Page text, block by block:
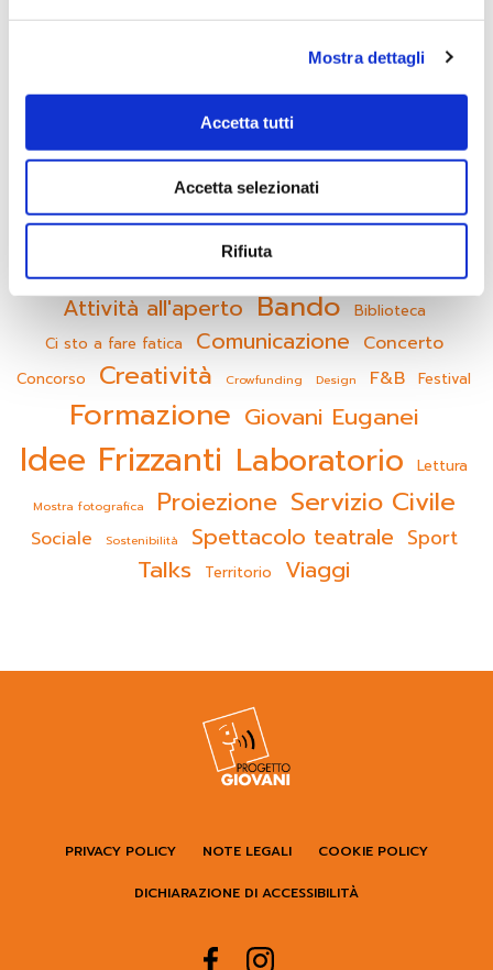
Mostra dettagli
Accetta tutti
Accetta selezionati
Rifiuta
Piano Giovani
Progetti Locali
Senza categoria
Servizio Civile
Attività all'aperto Bando
Biblioteca
Ci sto a fare fatica
Comunicazione Concerto
Concorso Creatività Crowfunding Design F&B Festival
Formazione Giovani Euganei
Idee Frizzanti Laboratorio Lettura
Mostra fotografica Proiezione Servizio Civile
Sociale Sostenibilità Spettacolo teatrale Sport
Talks Territorio Viaggi
PRIVACY POLICY NOTE LEGALI COOKIE POLICY
DICHIARAZIONE DI ACCESSIBILITÀ